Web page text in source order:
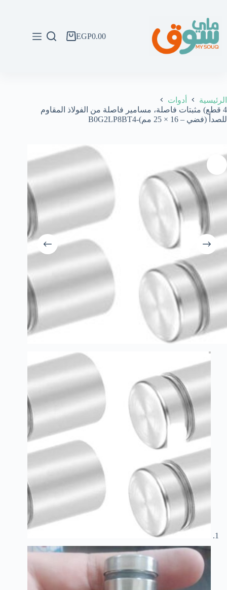
المحتوى
عربةEGP0.00
الرئيسية
أدوات
4 قطع) مثبتات فاصلة، مسامير فاصلة من الفولاذ المقاوم
للصدأ (فضي – 16 × 25 مم)-B0G2LP8BT4